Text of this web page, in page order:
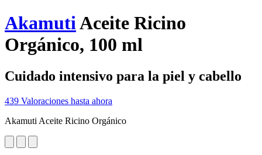
AkamutiAceite Ricino
Orgánico, 100 ml
Cuidado intensivo para la piel y cabello
439 Valoraciones hasta ahora
Akamuti Aceite Ricino Orgánico